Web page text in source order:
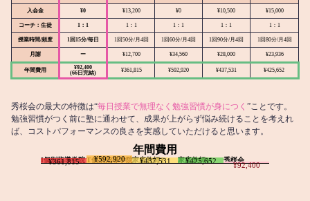
入会金 ¥0 ¥13,200 ¥0 ¥10,500 ¥15,000
コーチ：生徒 1：1 1：1 1：1 1：1 1：1
授業時間/頻度 1回15分/毎日 1回50分/月4回 1回60分/月4回 1回90分/月4回 1回80分/月4回
月謝 ー ¥12,700 ¥34,560 ¥28,000 ¥23,936
年間費用
¥92,400
(66日完結)
¥361,815 ¥592,920 ¥437,531 ¥425,652
秀桜会の最大の特徴は“毎日授業で無理なく勉強習慣が身につく ”ことです。
勉強習慣がつく前に塾に通わせて、成果が上がらず悩み続けることを考えれ
ば、コストパフォーマンスの良さを実感していただけると思います。
年間費用
I個別指導学院
¥361,815 T個別指導学院
¥592,920 家庭教師T
¥437,531 家庭教師M
¥425,652 秀桜会
¥92,400